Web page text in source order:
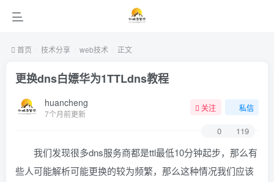
首页 技术分享 web技术 正文
更换dns白嫖华为1TTLdns教程
huancheng
7个月前更新
关注 私信
0 119
我们发现很多dns服务商都是ttl最低10分钟起步，那么有
些人可能解析可能更换的较为频繁，那么这种情况我们应该